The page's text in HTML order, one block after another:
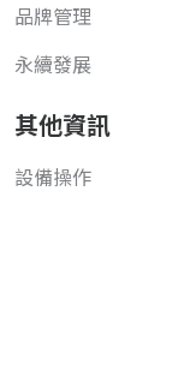
品牌管理
永續發展
其他資訊
設備操作